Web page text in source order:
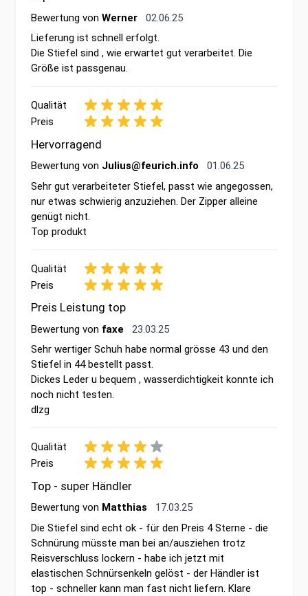
Bewertung von Werner 2. Juni 2025
02.06.25
Lieferung ist schnell erfolgt.
Die Stiefel sind , wie erwartet gut verarbeitet. Die
Größe ist passgenau.
Qualität
Preis
Hervorragend
Bewertung von Julius@feurich.info 1. Juni 2025
01.06.25
Sehr gut verarbeiteter Stiefel, passt wie angegossen,
nur etwas schwierig anzuziehen. Der Zipper alleine
genügt nicht.
Top produkt
Qualität
Preis
Preis Leistung top
Bewertung von faxe 23. März 2025
23.03.25
Sehr wertiger Schuh habe normal grösse 43 und den
Stiefel in 44 bestellt passt.
Dickes Leder u bequem , wasserdichtigkeit konnte ich
noch nicht testen.
dlzg
Qualität
Preis
Top - super Händler
Bewertung von Matthias 17. März 2025
17.03.25
Die Stiefel sind echt ok - für den Preis 4 Sterne - die
Schnürung müsste man bei an/ausziehen trotz
Reisverschluss lockern - habe ich jetzt mit
elastischen Schnürsenkeln gelöst - der Händler ist
top - schneller kann man fast nicht liefern. Klare